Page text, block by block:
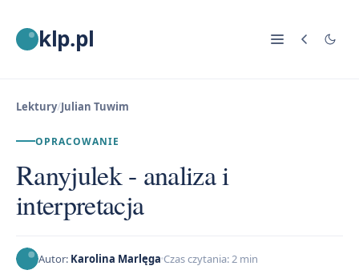
klp.pl
Lektury/Julian Tuwim
OPRACOWANIE
Ranyjulek - analiza i
interpretacja
Autor: Karolina Marlęga Czas czytania: 2 min